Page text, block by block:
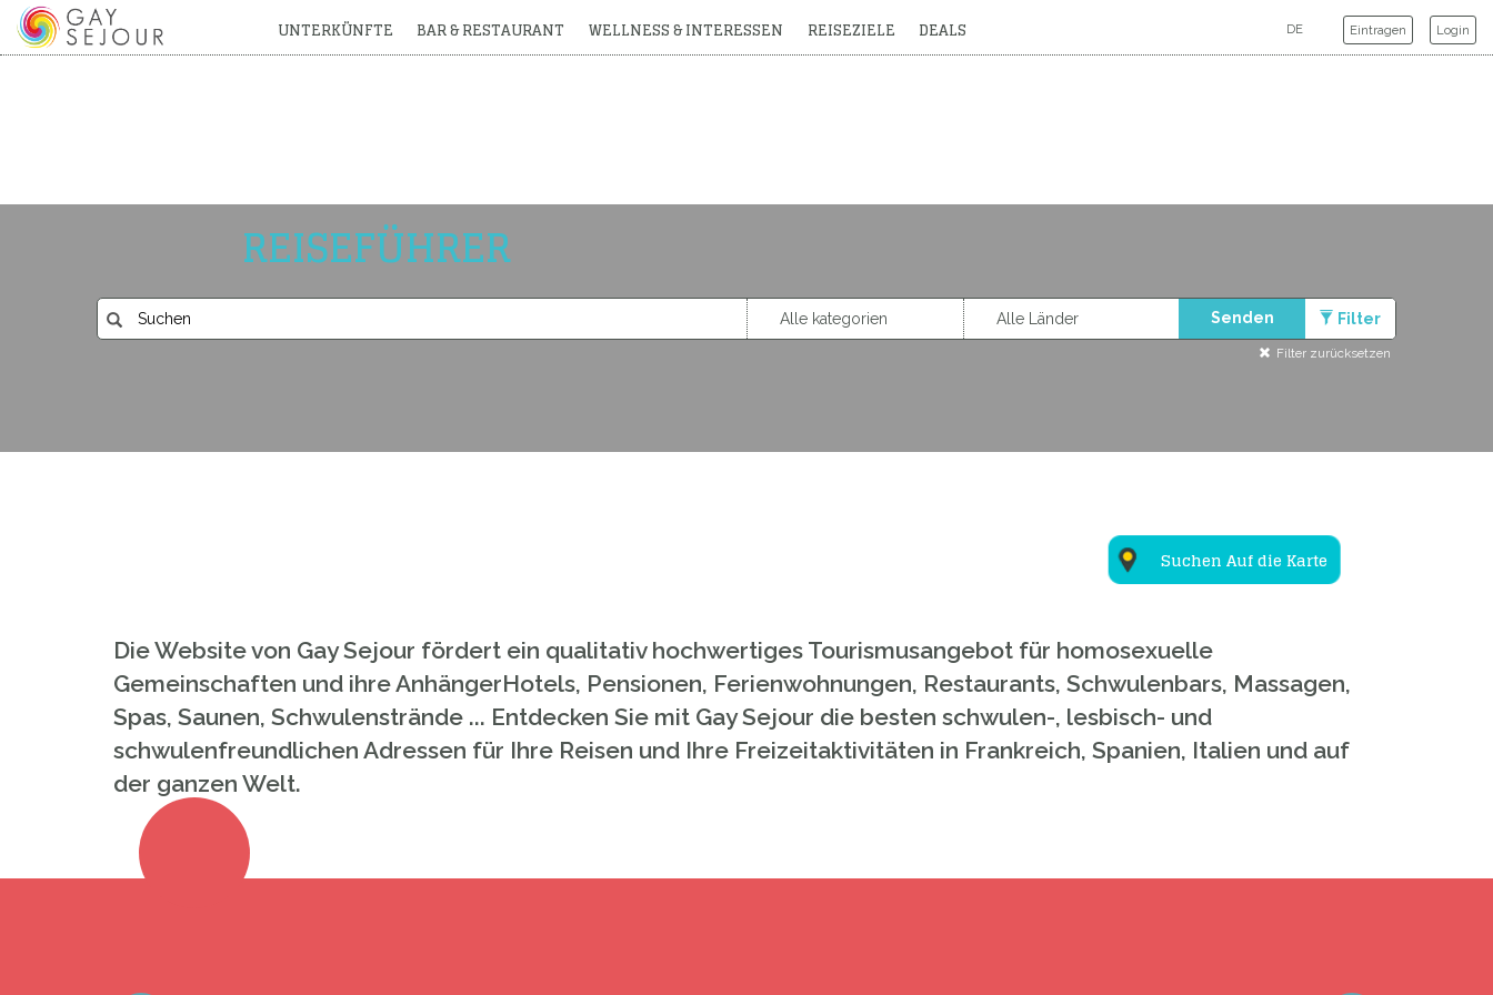
UNTERKÜNFTE BAR & RESTAURANT WELLNESS & INTERESSEN REISEZIELE DEALS Eintragen Login
Suchen Auf die Karte
REISEFÜHRER
Senden Filter
Filter zurücksetzen
Die Website von Gay Sejour fördert ein qualitativ hochwertiges Tourismusangebot für homosexuelle
Gemeinschaften und ihre AnhängerHotels, Pensionen, Ferienwohnungen, Restaurants, Schwulenbars, Massagen,
Spas, Saunen, Schwulenstrände ... Entdecken Sie mit Gay Sejour die besten schwulen-, lesbisch- und
schwulenfreundlichen Adressen für Ihre Reisen und Ihre Freizeitaktivitäten in Frankreich, Spanien, Italien und auf
der ganzen Welt.